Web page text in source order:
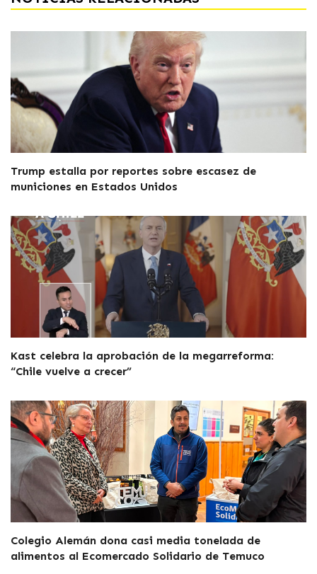
Trump estalla por reportes sobre escasez de
municiones en Estados Unidos
Kast celebra la aprobación de la megarreforma:
“Chile vuelve a crecer”
Colegio Alemán dona casi media tonelada de
alimentos al Ecomercado Solidario de Temuco